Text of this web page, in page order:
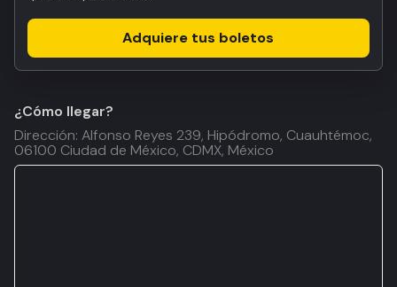
Adquiere tus boletos
¿Cómo llegar?
Dirección: Alfonso Reyes 239, Hipódromo, Cuauhtémoc,
06100 Ciudad de México, CDMX, México